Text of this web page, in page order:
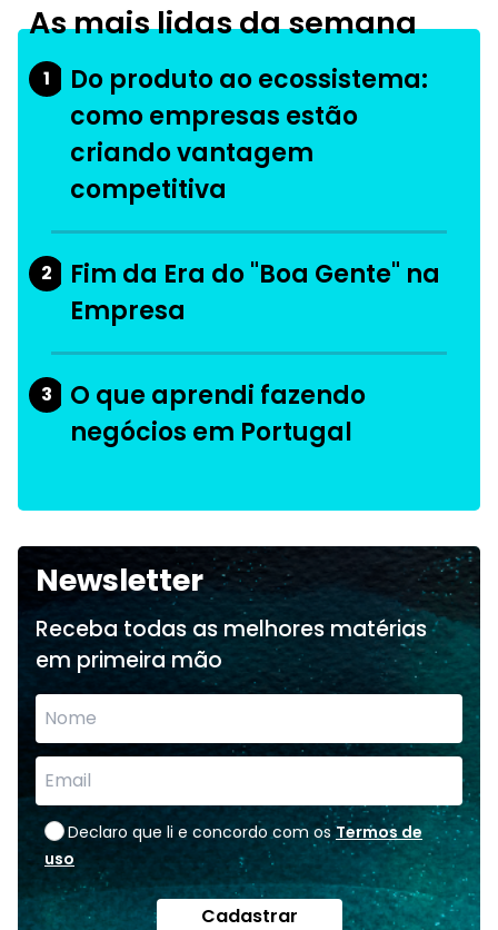
As mais lidas da semana
1
Do produto ao ecossistema:
como empresas estão
criando vantagem
competitiva
2
Fim da Era do "Boa Gente" na
Empresa
3
O que aprendi fazendo
negócios em Portugal
Newsletter
Receba todas as melhores matérias
em primeira mão
Declaro que li e concordo com os Termos de
uso
Cadastrar